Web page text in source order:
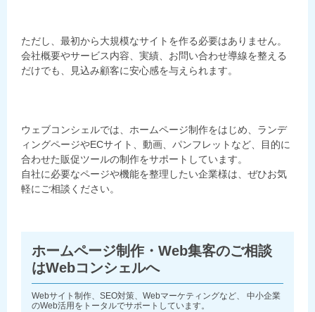
ただし、最初から大規模なサイトを作る必要はありません。
会社概要やサービス内容、実績、お問い合わせ導線を整える
だけでも、見込み顧客に安心感を与えられます。
ウェブコンシェルでは、ホームページ制作をはじめ、ランデ
ィングページやECサイト、動画、パンフレットなど、目的に
合わせた販促ツールの制作をサポートしています。
自社に必要なページや機能を整理したい企業様は、ぜひお気
軽にご相談ください。
ホームページ制作・Web集客のご相談
はWebコンシェルへ
Webサイト制作、SEO対策、Webマーケティングなど、 中小企業
のWeb活用をトータルでサポートしています。